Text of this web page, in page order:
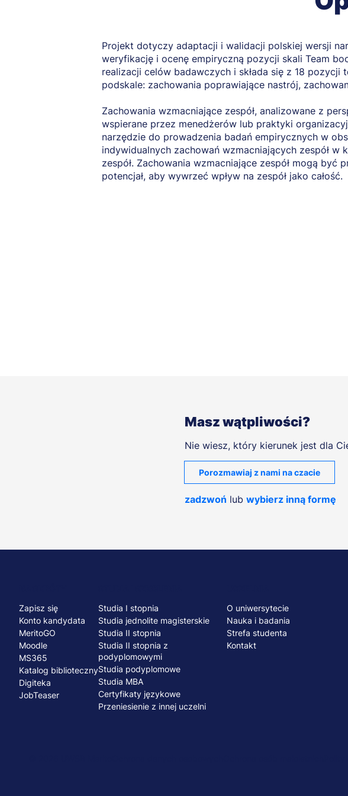
Projekt dotyczy adaptacji i walidacji polskiej wersji
weryfikację i ocenę empiryczną pozycji skali Team
realizacji celów badawczych i składa się z 18
podskale: zachowania poprawiające nastrój,
Zachowania wzmacniające zespół, analizowane z
wspierane przez menedżerów lub praktyki
narzędzie do prowadzenia badań empirycznych w
indywidualnych zachowań wzmacniających zespół
zespół. Zachowania wzmacniające zespół mogą
potencjał, aby wywrzeć wpływ na zespół jako całość.
Masz wątpliwości?
Nie wiesz, który kierunek jest dla
Porozmawiaj z nami na czacie
zadzwoń lub wybierz inną formę
Menu
stopka
Zapisz się
Konto kandydata
MeritoGO
Moodle
MS365
Katalog biblioteczny
Digiteka
JobTeaser
Studia I stopnia
Studia jednolite magisterskie
Studia II stopnia
Studia II stopnia z
podyplomowymi
Studia podyplomowe
Studia MBA
Certyfikaty językowe
Przeniesienie z innej uczelni
O uniwersytecie
Nauka i badania
Strefa studenta
Kontakt